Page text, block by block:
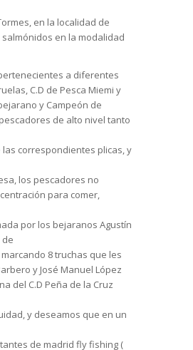
en la localidad de
salmónidos en la modalidad
a diferentes
C.D de Pesca Miemi y
y Campeón de
de alto nivel tanto
correspondientes plicas, y
los pescadores no
para comer,
por los bejaranos Agustín
8 truchas que les
y José Manuel López
del C.D Peña de la Cruz
y deseamos que en un
de madrid fly fishing (